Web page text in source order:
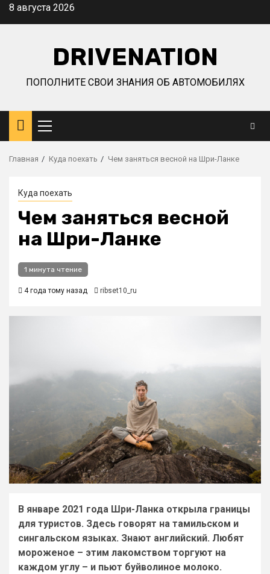
Перейти
8 августа 2026
DRIVENATION
ПОПОЛНИТЕ СВОИ ЗНАНИЯ ОБ АВТОМОБИЛЯХ
Основное
меню
Главная Куда поехать Чем заняться весной на Шри-Ланке
Куда поехать
Чем заняться весной
на Шри-Ланке
1 минута чтение
4 года тому назад ribset10_ru
В январе 2021 года Шри-Ланка открыла границы
для туристов. Здесь говорят на тамильском и
сингальском языках. Знают английский. Любят
мороженое – этим лакомством торгуют на
каждом углу – и пьют буйволиное молоко.